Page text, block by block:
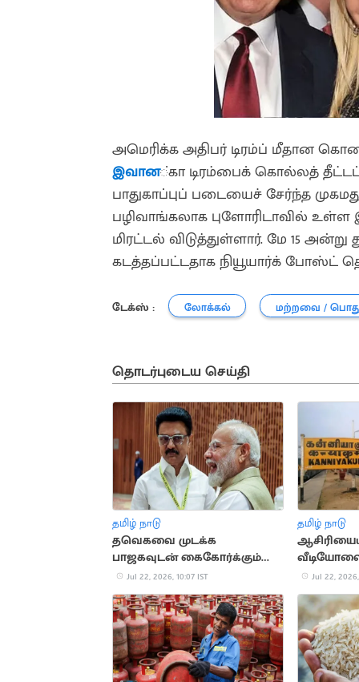
அமெரிக்க அதிபர் டிரம்ப் மீதான
இவான்கா டிரம்பைக் கொல்லத்
பாதுகாப்புப் படையைச் சேர்ந்த
பழிவாங்கலாக புளோரிடாவில்
மிரட்டல் விடுத்துள்ளார். மே 15
கடத்தப்பட்டதாக நியூயார்க் போஸ்ட்
டேக்ஸ் : லோக்கல் மற்றவை /
தொடர்புடைய செய்தி
தமிழ் நாடு
தவெகவை முடக்க
பாஜகவுடன் கைகோர்க்கும்
திமுக?
Jul 22, 2026, 10:07 IST
தமிழ் நாடு
வீடியோவை
இருவர்
Jul 22,